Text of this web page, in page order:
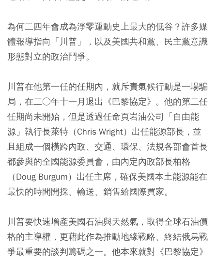
為何二四年會成為淨零運動史上最大的低谷？許多媒
體報導指向「川普」，以及美國共和黨、民主黨意識
形態對立的政治鬥爭。
川普在他第一任的任期內，就斥責氣候行動是一場騙
局，在二○年十一月退出《巴黎協定》。他的第二任
任期尚未開始，但是透過任命頁岩油公司「自由能
源」執行長萊特（Chris Wright）出任能源部長，並
且組成一個橫跨內政、交通、環保、法規各部會首長
都參與的全國能源委員會，由內定內政部長柏格
（Doug Burgum）出任主席，確保美國本土能源能在
最快的時間開採、輸送、銷售給國際買家。
川普要快速增產美國石油與天然氣，取得全球石油價
格的主導權，更藉此作為推動地緣戰略、終結俄烏戰
爭最重要的談判籌碼之一。他本來就對《巴黎協定》